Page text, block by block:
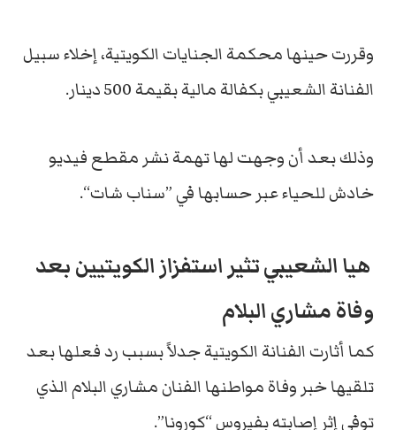
وقررت حينها محكمة الجنايات الكويتية، إخلاء سبيل
الفنانة الشعيبي بكفالة مالية بقيمة 500 دينار.
وذلك بعد أن وجهت لها تهمة نشر مقطع فيديو
خادش للحياء عبر حسابها في ”سناب شات“.
هيا الشعيبي تثير استفزاز الكويتيين بعد
وفاة مشاري البلام
كما أثارت الفنانة الكويتية جدلاً بسبب رد فعلها بعد
تلقيها خبر وفاة مواطنها الفنان مشاري البلام الذي
توفي إثر إصابته بفيروس “كورونا”.